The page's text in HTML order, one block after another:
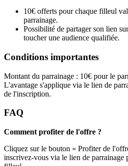
10€ offerts pour chaque filleul
parrainage.
Possibilité de partager son lien
toucher une audience qualifiée.
Conditions importantes
Montant du parrainage : 10€ pour le
L'avantage s'applique via le lien de
de l'inscription.
FAQ
Comment profiter de l'offre ?
Cliquez sur le bouton « Profiter de
inscrivez-vous via le lien de parrainage